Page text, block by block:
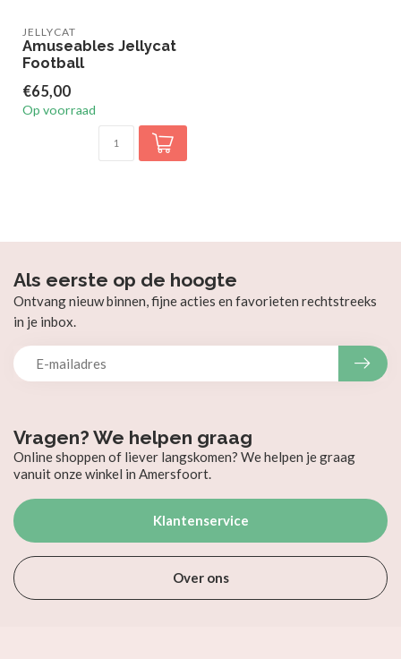
JELLYCAT
Amuseables Jellycat
Football
€65,00
Op voorraad
Vragen? We helpen graag
Online shoppen of liever langskomen? We helpen je graag
vanuit onze winkel in Amersfoort.
Klantenservice
Over ons
Als eerste op de hoogte
Ontvang nieuw binnen, fijne acties en favorieten rechtstreeks
in je inbox.